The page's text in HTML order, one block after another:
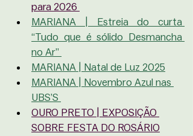
para 2026
MARIANA | Estreia do curta
“Tudo que é sólido Desmancha
no Ar”
MARIANA | Natal de Luz 2025
MARIANA | Novembro Azul nas
UBS’S
OURO PRETO | EXPOSIÇÃO
SOBRE FESTA DO ROSÁRIO